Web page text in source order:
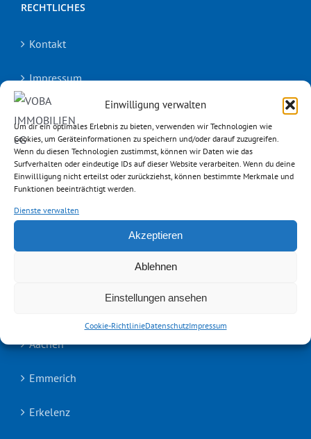
Einwilligung verwalten
Um dir ein optimales Erlebnis zu bieten, verwenden wir Technologien wie
Cookies, um Geräteinformationen zu speichern und/oder darauf zuzugreifen.
Wenn du diesen Technologien zustimmst, können wir Daten wie das
Surfverhalten oder eindeutige IDs auf dieser Website verarbeiten. Wenn du deine
Einwillligung nicht erteilst oder zurückziehst, können bestimmte Merkmale und
Funktionen beeinträchtigt werden.
Dienste verwalten
Akzeptieren
Ablehnen
Einstellungen ansehen
Cookie-RichtlinieDatenschutzImpressum
RECHTLICHES
Kontakt
Impressum
Barrierefreiheitserklärung
Widerrufsrecht
Vertrag widerrufen
Cookie-Richtlinie (EU)
Aachen
Emmerich
Erkelenz